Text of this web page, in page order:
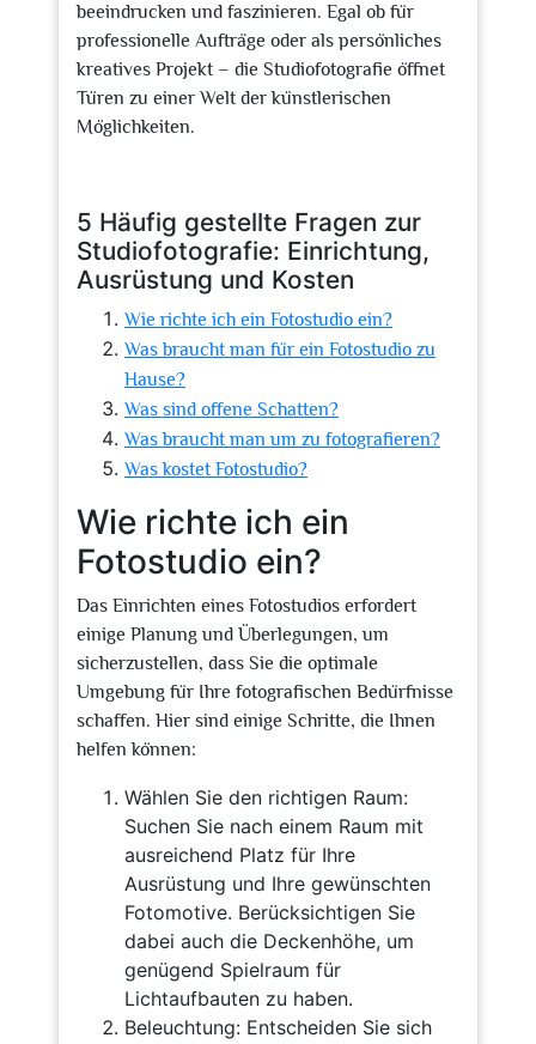
beeindrucken und faszinieren. Egal ob für
professionelle Aufträge oder als persönliches
kreatives Projekt – die Studiofotografie öffnet
Türen zu einer Welt der künstlerischen
Möglichkeiten.
5 Häufig gestellte Fragen zur
Studiofotografie: Einrichtung,
Ausrüstung und Kosten
Wie richte ich ein Fotostudio ein?
Was braucht man für ein Fotostudio zu
Hause?
Was sind offene Schatten?
Was braucht man um zu fotografieren?
Was kostet Fotostudio?
Wie richte ich ein
Fotostudio ein?
Das Einrichten eines Fotostudios erfordert
einige Planung und Überlegungen, um
sicherzustellen, dass Sie die optimale
Umgebung für Ihre fotografischen Bedürfnisse
schaffen. Hier sind einige Schritte, die Ihnen
helfen können:
Wählen Sie den richtigen Raum:
Suchen Sie nach einem Raum mit
ausreichend Platz für Ihre
Ausrüstung und Ihre gewünschten
Fotomotive. Berücksichtigen Sie
dabei auch die Deckenhöhe, um
genügend Spielraum für
Lichtaufbauten zu haben.
Beleuchtung: Entscheiden Sie sich